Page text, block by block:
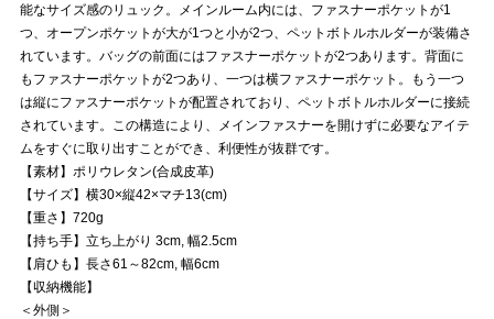
能なサイズ感のリュック。メインルーム内には、ファスナーポケットが1
つ、オープンポケットが大が1つと小が2つ、ペットボトルホルダーが装備さ
れています。バッグの前面にはファスナーポケットが2つあります。背面に
もファスナーポケットが2つあり、一つは横ファスナーポケット。もう一つ
は縦にファスナーポケットが配置されており、ペットボトルホルダーに接続
されています。この構造により、メインファスナーを開けずに必要なアイテ
ムをすぐに取り出すことができ、利便性が抜群です。
【素材】ポリウレタン(合成皮革)
【サイズ】横30×縦42×マチ13(cm)
【重さ】720g
【持ち手】立ち上がり 3cm, 幅2.5cm
【肩ひも】長さ61～82cm, 幅6cm
【収納機能】
＜外側＞